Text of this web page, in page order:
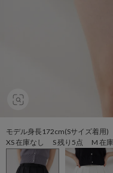
モデル身長172cm(Sサイズ着用)
XS 在庫なし S 残り5点 M 在